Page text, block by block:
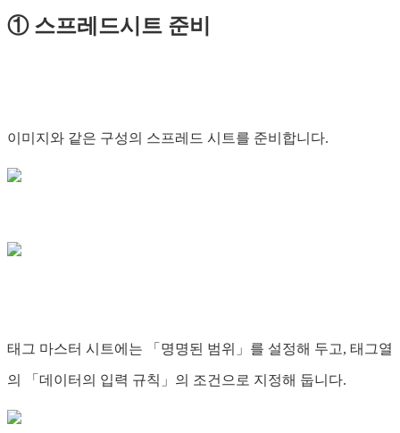
① 스프레드시트 준비
이미지와 같은 구성의 스프레드 시트를 준비합니다.
태그 마스터 시트에는 「명명된 범위」를 설정해 두고, 태그열
의 「데이터의 입력 규칙」의 조건으로 지정해 둡니다.